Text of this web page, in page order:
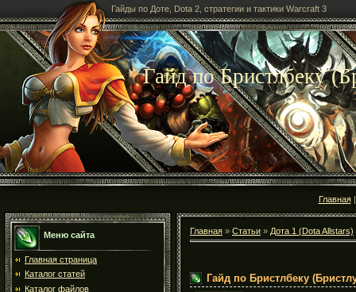
Гайды по Доте, Dota 2, стратегии и тактики Warcraft 3
Гайд по Бристлбеку
Главная
Меню сайта
Главная страница
Каталог статей
Каталог файлов
Главная » Статьи » Дота 1 (Dota Allstars)
Гайд по Бристлбеку